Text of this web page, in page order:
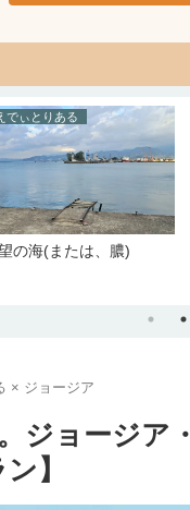
らべる × トルコ
雑！イスタンブール4か
× ジョージア
ジョージア
】